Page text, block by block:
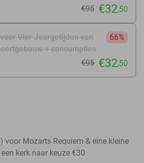
€95 €32,50
Vier Jaargetijden van
+ consumpties
66%
€95 €32,50
voor Mozarts Requiem & eine kleine
kerk naar keuze €30